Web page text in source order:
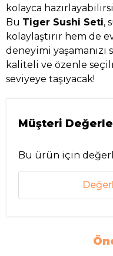
kolayca
Bu Tiger Sushi Seti,
kolaylaştırır hem de
deneyimi
kaliteli ve özenle
seviyeye taşıyacak!
Müşteri
Bu ürün için